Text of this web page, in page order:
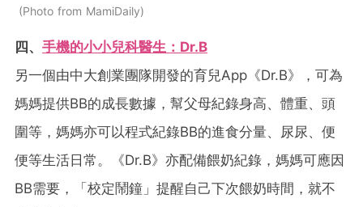
Photo from MamiDaily
四、 手機的小小兒科醫生：Dr.B
另一個由中大創業團隊開發的育兒App《Dr.B》，可為
媽媽提供BB的成長數據，幫父母紀錄身高、體重、頭
圍等，媽媽亦可以程式紀錄BB的進食分量、尿尿、便
便等生活日常。《Dr.B》亦配備餵奶紀錄，媽媽可應因
BB需要，「校定鬧鐘」提醒自己下次餵奶時間，就不